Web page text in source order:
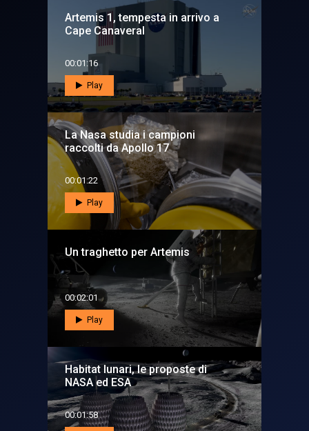
Artemis 1, tempesta in arrivo a
Cape Canaveral
00:01:16
Play
La Nasa studia i campioni
raccolti da Apollo 17
00:01:22
Play
Un traghetto per Artemis
00:02:01
Play
Habitat lunari, le proposte di
NASA ed ESA
00:01:58